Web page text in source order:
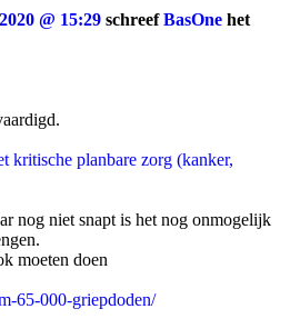
@ 15:29 schreefBasOne het
kritische planbare zorg (kanker,
nog niet snapt is het nog onmogelijk
moeten doen
65-000-griepdoden/